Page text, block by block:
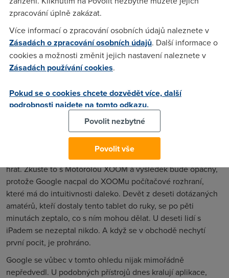
se nový tablet chytí. Tabletů je totiž na dnešním trhu
pověstných dvanáct do tuctu, ale díru do světa dělá stále jen
iPad. Všem totiž chybí jedna věc, na kterou výrobci
zapomínají – zákazník musí během pár minut, nejlépe při
prvním pohledu, pochopit, k čemu mu nová hračka bude
dobrá. A tuhle zprávu zatím nedokáže prosadit nikdo jiný
Je to poznat už na marketingu – Apple se vyhýbá názvu
tablet, neprudí informacemi o tom, kolik emailových kont si
můžeme nastavit. Místo toho nám ukazuje, co s iPadem
můžeme dělat. A zákazník to „chápe“ a kupuje. Když
dostane někdo iPad poprvé do ruky, během pár vteřin
přístroj zapíná, píchne prstem do první ikonky a začne si
hrát. Zkuste to s Motorolou XOOM a výsledek bude opačný,
protože Google nacpal do XOOMu počítačové rozhraní,
které má do intuitivnosti daleko. Devět z deseti dotázaných
amatérů, kteří dostaly tento tablet do ruky, se po pěti
minutách zeptalo, co s ním mohou dělat. U deseti lidí s
iPadem se nezeptal nikdo. A když se v obchodě nechytí
první pocit, je prohráno.
Google se vůbec v tomto ohledu nijak mimořádně
nepředvedl. U podobných přístrojů dnes kralují aplikace,
zpracování úplně zakázat.
Více informací o zpracování osobních údajů naleznete v
Zásadách o zpracování osobních údajů. Další informace o
cookies a možnosti změnit jejich nastavení naleznete v
Zásadách používání cookies.
Pokud se o cookies chcete dozvědět více, další
podrobnosti najdete na tomto odkazu.
Povolit nezbytné
Povolit vše